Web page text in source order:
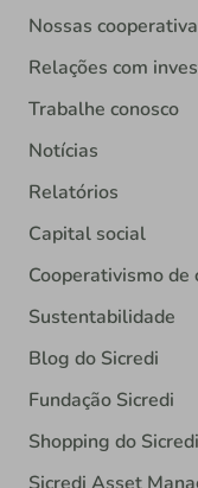
Nossas
Relações com
Trabalhe conosco
Notícias
Relatórios
Capital social
Cooperativismo de
Sustentabilidade
Blog do Sicredi
Fundação Sicredi
Shopping do Sicredi